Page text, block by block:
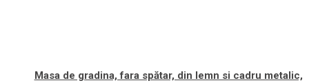
Masa de gradina, fara spătar, din lemn si cadru metalic,